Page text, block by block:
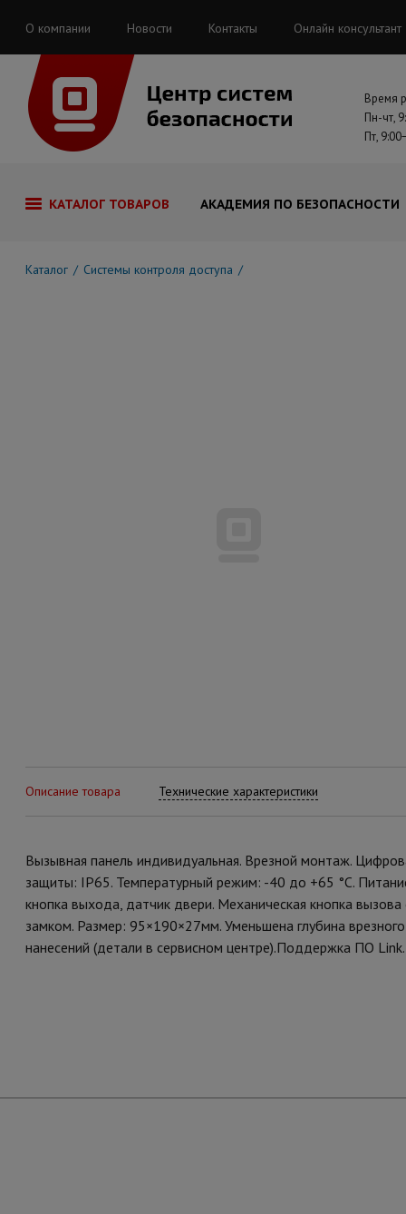
О компании Новости Контакты Онлайн консультант
Время
Пн-чт,
Пт,
КАТАЛОГ ТОВАРОВ АКАДЕМИЯ ПО БЕЗОПАСНОСТИ
Каталог Системы контроля доступа
Описание товара Технические характеристики
Вызывная панель индивидуальная. Врезной монтаж.
защиты: IP65. Температурный режим: -40 до +65 °C.
кнопка выхода, датчик двери. Механическая кнопка
замком. Размер: 95×190×27мм. Уменьшена глубина
нанесений (детали в сервисном центре).Поддержка ПО Link.